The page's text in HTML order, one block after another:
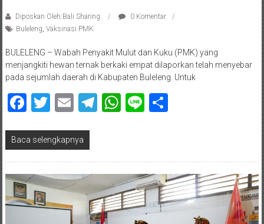
Diposkan Oleh:Bali Sharing
0 Komentar
Buleleng, Vaksinasi PMK
BULELENG – Wabah Penyakit Mulut dan Kuku (PMK) yang
menjangkiti hewan ternak berkaki empat dilaporkan telah menyebar
pada sejumlah daerah di Kabupaten Buleleng. Untuk
Facebook
Twitter
EmailTelegram
WhatsApp
LineShare
Baca selengkapnya